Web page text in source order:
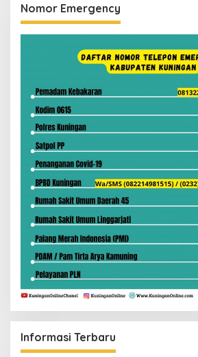
Nomor Emergency
Informasi Terbaru